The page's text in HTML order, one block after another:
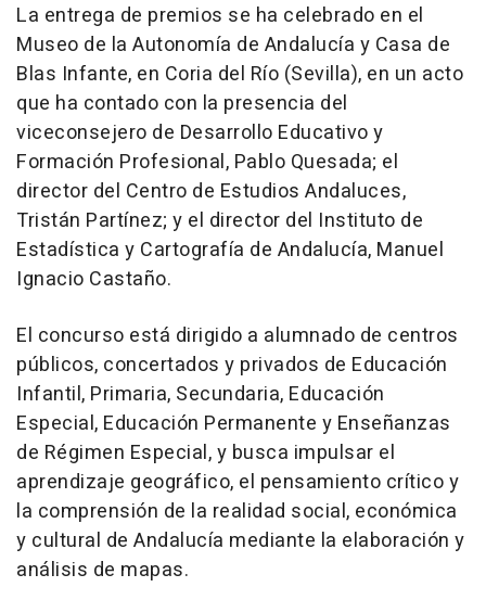
La entrega de premios se ha celebrado en el
Museo de la Autonomía de Andalucía y Casa de
Blas Infante, en Coria del Río (Sevilla), en un acto
que ha contado con la presencia del
viceconsejero de Desarrollo Educativo y
Formación Profesional, Pablo Quesada; el
director del Centro de Estudios Andaluces,
Tristán Partínez; y el director del Instituto de
Estadística y Cartografía de Andalucía, Manuel
Ignacio Castaño.
El concurso está dirigido a alumnado de centros
públicos, concertados y privados de Educación
Infantil, Primaria, Secundaria, Educación
Especial, Educación Permanente y Enseñanzas
de Régimen Especial, y busca impulsar el
aprendizaje geográfico, el pensamiento crítico y
la comprensión de la realidad social, económica
y cultural de Andalucía mediante la elaboración y
análisis de mapas.